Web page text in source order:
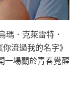
瑪．克萊雷特．
流過我的名字》
一場關於青春覺醒